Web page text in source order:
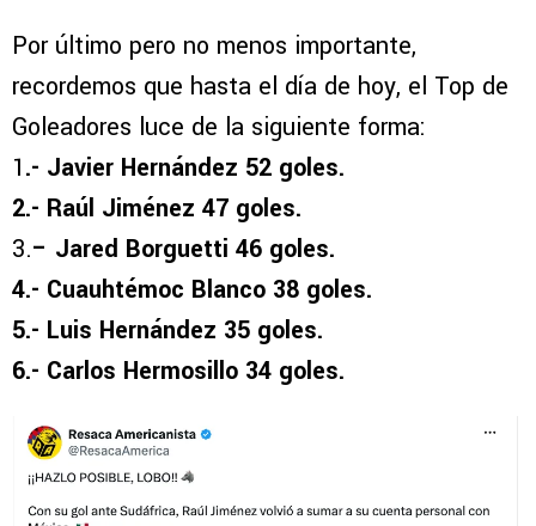
Por último pero no menos importante,
recordemos que hasta el día de hoy, el Top de
Goleadores luce de la siguiente forma:
1.- Javier Hernández 52 goles.
2.- Raúl Jiménez 47 goles.
3.– Jared Borguetti 46 goles.
4.- Cuauhtémoc Blanco 38 goles.
5.- Luis Hernández 35 goles.
6.- Carlos Hermosillo 34 goles.